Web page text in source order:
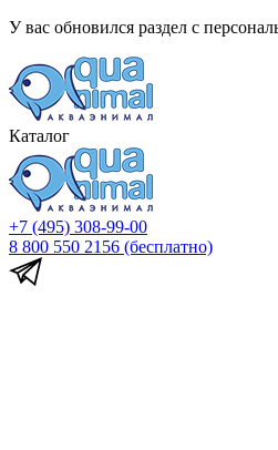
У вас обновился раздел с
Каталог
+7 (495) 308-99-00
8 800 550 2156 (бесплатно)